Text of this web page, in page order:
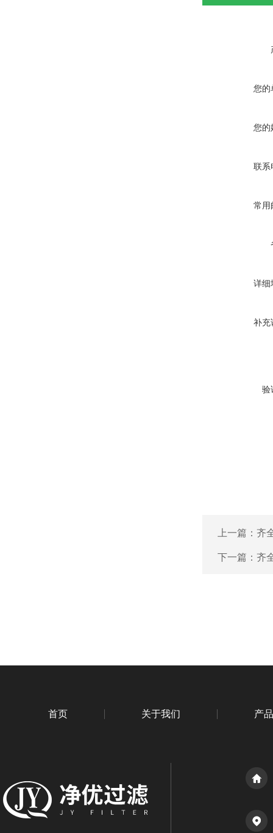
您的
您的
联系
常用
详细
补充
验
上一篇： 齐
下一篇： 齐
首页 关于我们 产